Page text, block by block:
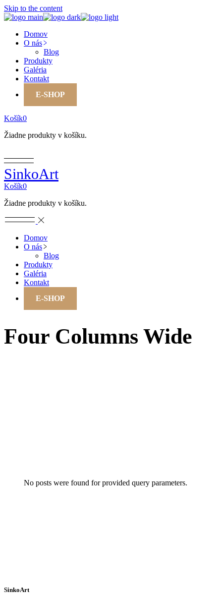
Skip to the content
Domov
O nás
Blog
Produkty
Galéria
Kontakt
E-SHOP
Košík0
Žiadne produkty v košíku.
SinkoArt
Košík0
Žiadne produkty v košíku.
Domov
O nás
Blog
Produkty
Galéria
Kontakt
E-SHOP
Four Columns Wide
No posts were found for provided query parameters.
SinkoArt